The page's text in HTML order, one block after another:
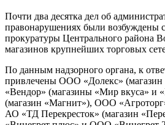
Почти два десятка дел об
правонарушениях были возбуждены
прокуратуры Центрального района
магазинов крупнейших торговых
По данным надзорного органа, к
привлечены ООО «Долекс»
«Вендор» (магазины «Мир вкуса» и
(магазин «Магнит»), ООО
АО «ТД Перекресток» (магазин